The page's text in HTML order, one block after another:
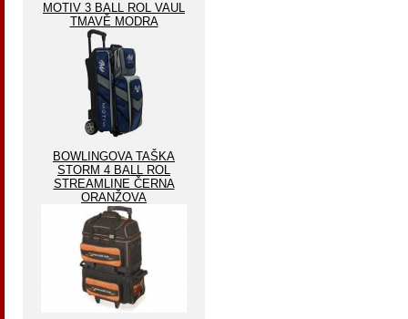
MOTIV 3 BALL ROL VAUL
TMAVĚ MODRA
BOWLINGOVA TAŠKA
STORM 4 BALL ROL
STREAMLINE ČERNA
ORANŽOVA